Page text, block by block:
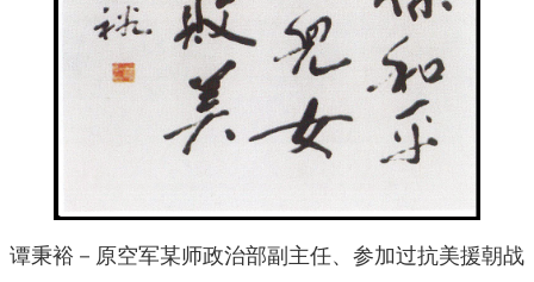
谭秉裕－原空军某师政治部副主任、参加过抗美援朝战